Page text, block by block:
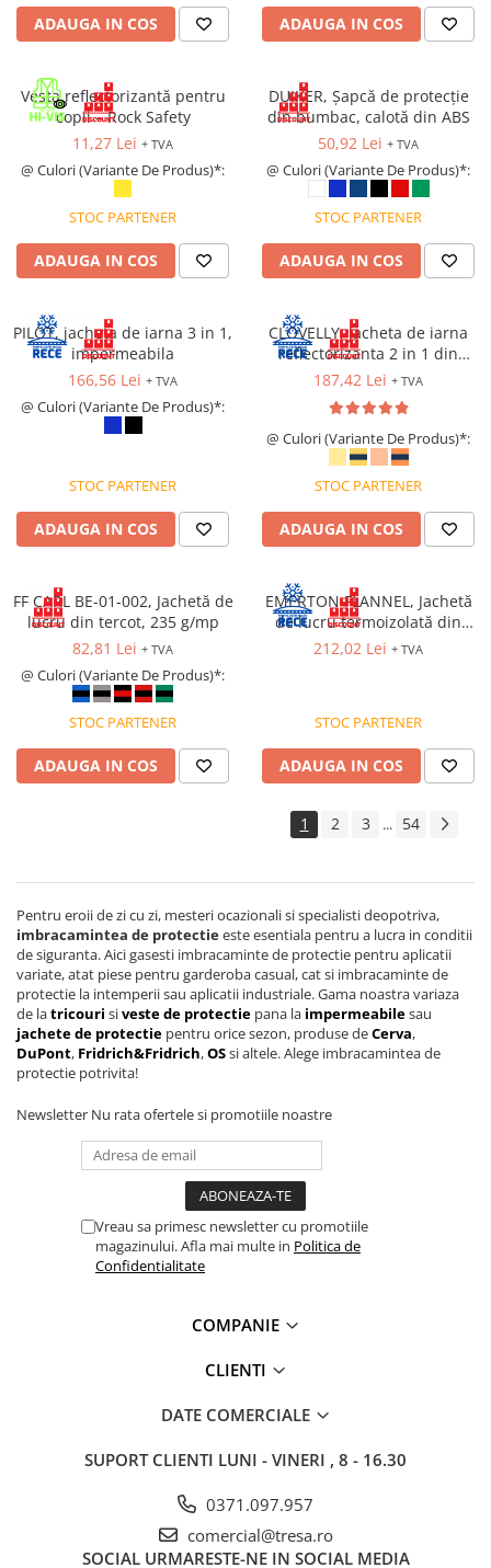
ADAUGA IN COS ADAUGA IN COS
Vesta reflectorizantă pentru
copii – Rock Safety
11,27 Lei + TVA
@ Culori (Variante De Produs)*:
STOC PARTENER
ADAUGA IN COS
DUIKER, Șapcă de protecție
din bumbac, calotă din ABS
50,92 Lei + TVA
@ Culori (Variante De Produs)*:
STOC PARTENER
ADAUGA IN COS
PILOT, jacheta de iarna 3 in 1,
impermeabila
166,56 Lei + TVA
@ Culori (Variante De Produs)*:
STOC PARTENER
ADAUGA IN COS
CLOVELLY, Jacheta de iarna
reflectorizanta 2 in 1 din
poliester 300D Oxford si PU
187,42 Lei + TVA
@ Culori (Variante De Produs)*:
STOC PARTENER
ADAUGA IN COS
FF CARL BE-01-002, Jachetă de
lucru din tercot, 235 g/mp
82,81 Lei + TVA
@ Culori (Variante De Produs)*:
STOC PARTENER
ADAUGA IN COS
EMERTON FLANNEL, Jachetă
de lucru termoizolată din
bumbac si poliester, 270 g/mp
212,02 Lei + TVA
STOC PARTENER
ADAUGA IN COS
1 2 3 ... 54
Pentru eroii de zi cu zi, mesteri ocazionali si specialisti deopotriva,
imbracamintea de protectieeste esentiala pentru a lucra in conditii
de siguranta. Aici gasesti imbracaminte de protectie pentru aplicatii
variate, atat piese pentru garderoba casual, cat si imbracaminte de
protectie la intemperii sau aplicatii industriale. Gama noastra variaza
de latricouri siveste de protectie pana la impermeabilesau
jachete de protectie pentru orice sezon, produse deCerva,
DuPont, Fridrich&Fridrich,OSsi altele. Alege imbracamintea de
protectie potrivita!
Newsletter Nu rata ofertele si promotiile noastre
Vreau sa primesc newsletter cu promotiile
magazinului. Afla mai multe in Politica de
Confidentialitate
COMPANIE
CLIENTI
DATE COMERCIALE
SUPORT CLIENTI LUNI - VINERI , 8 - 16.30
0371.097.957
comercial@tresa.ro
SOCIAL URMARESTE-NE IN SOCIAL MEDIA